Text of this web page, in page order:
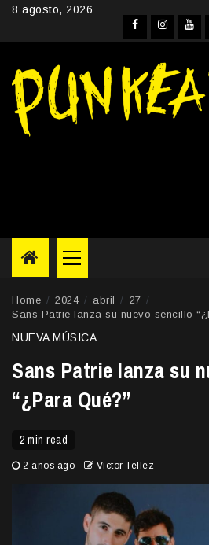
Skip8 agosto, 2026
Primary
Menu
Home 2024 abril
27
Sans Patrie lanza su nuevo sencillo
NUEVA MÚSICA
Sans Patrie lanza su
“¿Para Qué?”
2 min read
2 años ago Victor Tellez